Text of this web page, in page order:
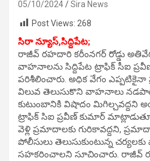
05/10/2024
Sira News
Post Views: 268
సిరా న్యూస్,సిద్దిపేట;
రాజీవ్ రహదారి కరీంనగర్ రోడ్డు
వాహనాలను సిద్దిపేట ట్రాఫిక్ సీఐ
పరిశీలించారు. అధిక వేగం ఎప్పటికైనా
విలువ తెలుసుకొని వాహనాలు
కుటుంబానికి విషాదం మిగిల్చవద్దని
ట్రాఫిక్ సిఐ ప్రవీణ్ కుమార్
వెళ్లి ప్రమాదాలకు గురికావద్దని,
పోలీసులు తెలుసుకుంటున్న
సహకరించాలని సూచించారు. రాజీవ్